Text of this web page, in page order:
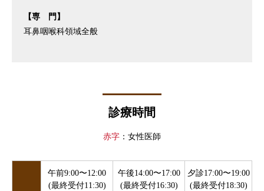
【専 門】
耳鼻咽喉科領域全般
診療時間
赤字 ：女性医師
午前9:00〜12:00
(最終受付11:30)
午後14:00〜17:00
(最終受付16:30)
夕診17:00〜19:00
(最終受付18:30)